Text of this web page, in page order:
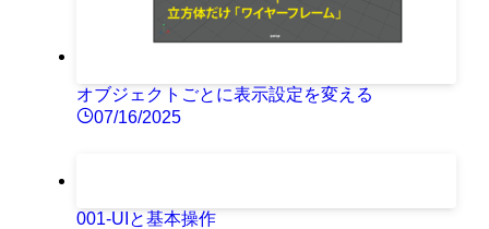
オブジェクトごとに表示設定を変える
07/16/2025
001-UIと基本操作